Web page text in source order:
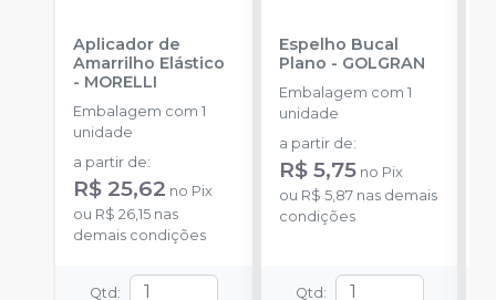
Aplicador de
Amarrilho Elástico
- MORELLI
Embalagem com 1
unidade
a partir de:
R$ 25,62 no Pix
ou R$ 26,15 nas
demais condições
Qtd:
Espelho Bucal
Plano - GOLGRAN
Embalagem com 1
unidade
a partir de:
R$ 5,75 no Pix
ou R$ 5,87nas demais
condições
Qtd: